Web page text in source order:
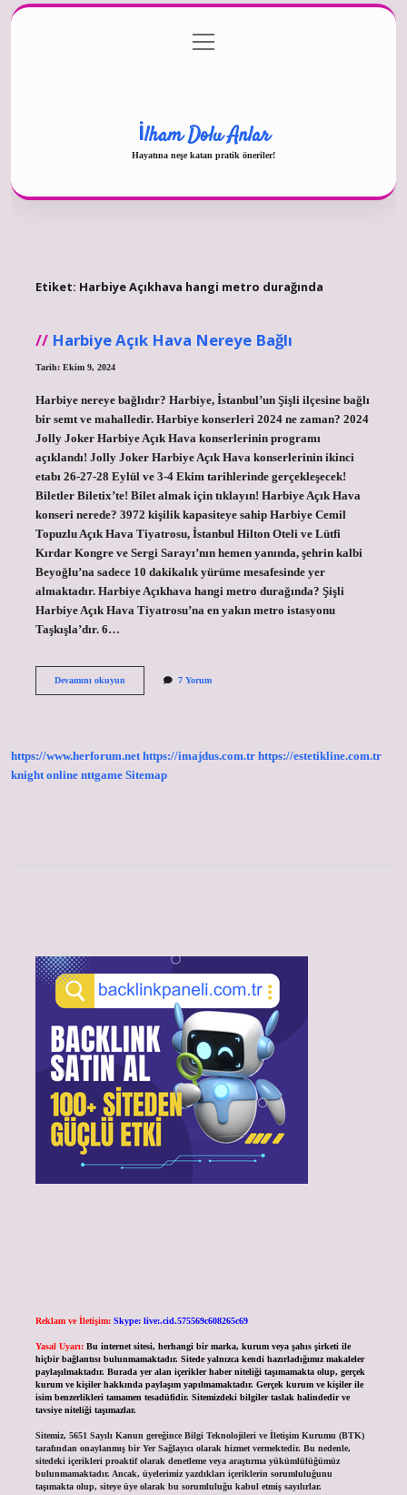
Gizlilik Politikası
menüyü
aç
İlham Dolu Anlar
Hayatına neşe katan pratik öneriler!
Etiket: Harbiye Açıkhava hangi metro durağında
Harbiye Açık Hava Nereye Bağlı
Tarih: Ekim 9, 2024
Harbiye nereye bağlıdır? Harbiye, İstanbul’un Şişli ilçesine bağlı
bir semt ve mahalledir. Harbiye konserleri 2024 ne zaman? 2024
Jolly Joker Harbiye Açık Hava konserlerinin programı
açıklandı! Jolly Joker Harbiye Açık Hava konserlerinin ikinci
etabı 26-27-28 Eylül ve 3-4 Ekim tarihlerinde gerçekleşecek!
Biletler Biletix’te! Bilet almak için tıklayın! Harbiye Açık Hava
konseri nerede? 3972 kişilik kapasiteye sahip Harbiye Cemil
Topuzlu Açık Hava Tiyatrosu, İstanbul Hilton Oteli ve Lütfi
Kırdar Kongre ve Sergi Sarayı’nın hemen yanında, şehrin kalbi
Beyoğlu’na sadece 10 dakikalık yürüme mesafesinde yer
almaktadır. Harbiye Açıkhava hangi metro durağında? Şişli
Harbiye Açık Hava Tiyatrosu’na en yakın metro istasyonu
Taşkışla’dır. 6…
Devamını okuyunHarbiye
7 Yorum
https://www.herforum.net https://imajdus.com.tr https://estetikline.com.tr
knight online nttgame Sitemap
Reklam ve İletişim: Skype: live:.cid.575569c608265c69
Yasal Uyarı: Bu internet sitesi, herhangi bir marka, kurum veya şahıs şirketi ile
hiçbir bağlantısı bulunmamaktadır. Sitede yalnızca kendi hazırladığımız makaleler
paylaşılmaktadır. Burada yer alan içerikler haber niteliği taşımamakta olup, gerçek
kurum ve kişiler hakkında paylaşım yapılmamaktadır. Gerçek kurum ve kişiler ile
isim benzerlikleri tamamen tesadüfidir. Sitemizdeki bilgiler taslak halindedir ve
tavsiye niteliği taşımazlar.
Sitemiz, 5651 Sayılı Kanun gereğince Bilgi Teknolojileri ve İletişim Kurumu (BTK)
tarafından onaylanmış bir Yer Sağlayıcı olarak hizmet vermektedir. Bu nedenle,
sitedeki içerikleri proaktif olarak denetleme veya araştırma yükümlülüğümüz
bulunmamaktadır. Ancak, üyelerimiz yazdıkları içeriklerin sorumluluğunu
taşımakta olup, siteye üye olarak bu sorumluluğu kabul etmiş sayılırlar.